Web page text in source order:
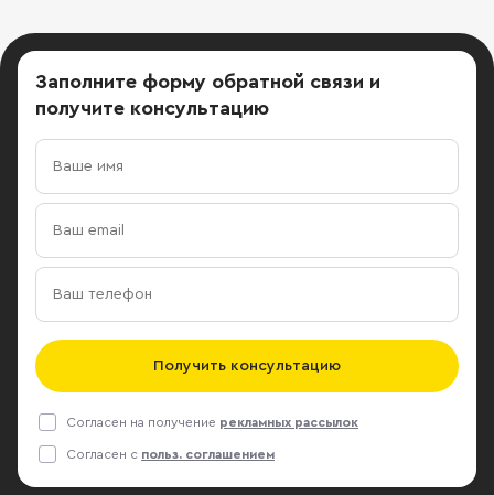
Заполните форму обратной связи и
получите консультацию
Получить консультацию
Согласен на получение рекламных рассылок
Согласен с польз. соглашением